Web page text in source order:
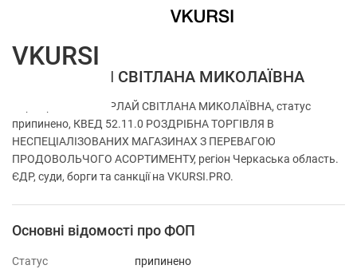
ФОП БУРЛАЙ СВІТЛАНА МИКОЛАЇВНА
Перевірка ФОП БУРЛАЙ СВІТЛАНА МИКОЛАЇВНА, статус
припинено, КВЕД 52.11.0 РОЗДРІБНА ТОРГІВЛЯ В
НЕСПЕЦІАЛІЗОВАНИХ МАГАЗИНАХ З ПЕРЕВАГОЮ
ПРОДОВОЛЬЧОГО АСОРТИМЕНТУ, регіон Черкаська область.
ЄДР, суди, борги та санкції на VKURSI.PRO.
Основні відомості про ФОП
Статус
припинено
VKURSI